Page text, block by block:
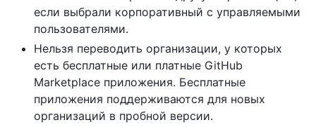
если выбрали корпоративный с управляемыми
пользователями.
Нельзя переводить организации, у которых
есть бесплатные или платные GitHub
Marketplace приложения. Бесплатные
приложения поддерживаются для новых
организаций в пробной версии.